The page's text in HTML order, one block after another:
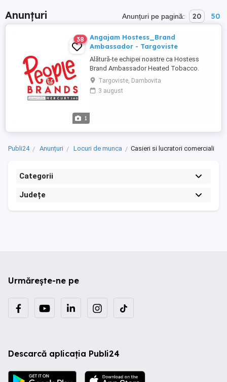
Anunțuri Anunțuri pe pagină: 20 50
1
38
Angajam Hostess_Brand
Ambassador - Targoviste
Alătură-te echipei noastre ca Hostess
Brand Ambassador Heated Tobacco.
Dacă îți place să interacționezi cu
oamenii, ai energie bună și îți dorești un
job dinamic, într-o echipă tânără, te
Targoviste, Dambovita
3 august
Publi24 Anunțuri Locuri de munca Casieri si lucratori comerciali
Categorii
Județe
Urmărește-ne pe
Descarcă aplicația Publi24